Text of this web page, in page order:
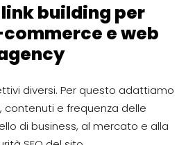
building per
e web
diversi. Per questo adattiamo
contenuti e frequenza delle
di business, al mercato e alla